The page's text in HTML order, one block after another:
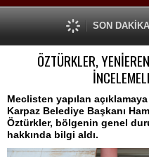
SON DAKİKA
ÖZTÜRKLER,
Meclisten yapılan
Karpaz Belediye Başkanı
Öztürkler, bölgenin genel
hakkında bilgi aldı.